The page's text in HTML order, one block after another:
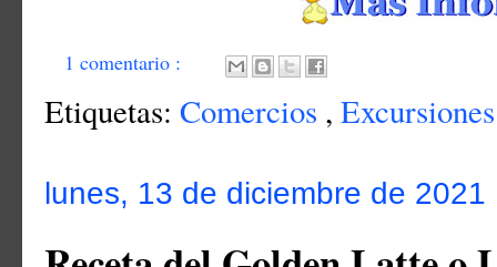
1 comentario :
Etiquetas: Comercios ,
lunes, 13 de diciembre de 2021